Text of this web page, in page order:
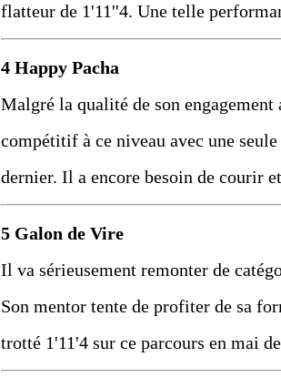
flatteur de 1'11''4. Une telle
4 Happy Pacha
Malgré la qualité de son engagement
compétitif à ce niveau avec une
dernier. Il a encore besoin de courir
5 Galon de Vire
Il va sérieusement remonter de
Son mentor tente de profiter de sa
trotté 1'11'4 sur ce parcours en mai